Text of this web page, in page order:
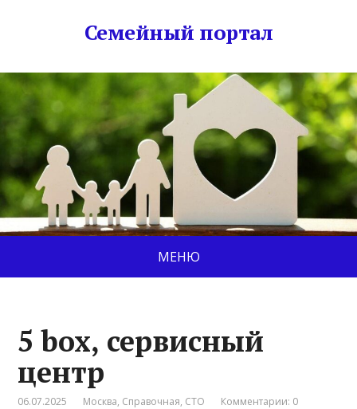
Семейный портал
МЕНЮ
5 box, сервисный
центр
06.07.2025 Москва, Справочная, СТО Комментарии: 0